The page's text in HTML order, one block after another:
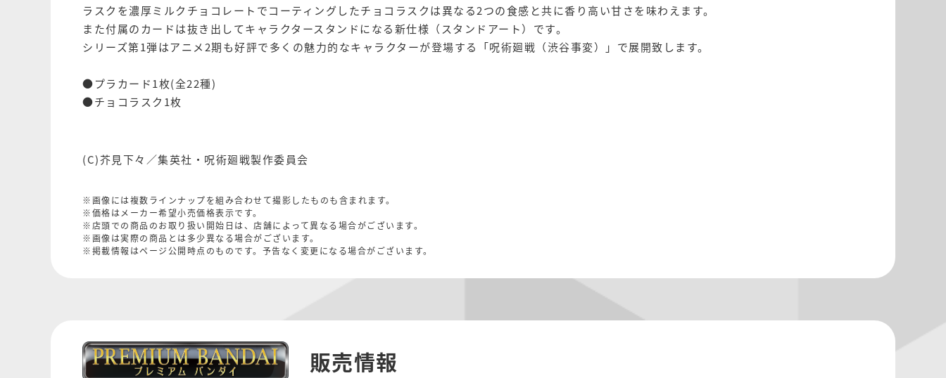
ラスクを濃厚ミルクチョコレートでコーティングしたチョコラスクは異なる2つの食感と共に香り高い甘さを味わえます。
また付属のカードは抜き出してキャラクタースタンドになる新仕様（スタンドアート）です。
シリーズ第1弾はアニメ2期も好評で多くの魅力的なキャラクターが登場する「呪術廻戦（渋谷事変）」で展開致します。
●プラカード1枚(全22種)
●チョコラスク1枚
(C)芥見下々／集英社・呪術廻戦製作委員会
※画像には複数ラインナップを組み合わせて撮影したものも含まれます。
※価格はメーカー希望小売価格表示です。
※店頭での商品のお取り扱い開始日は、店舗によって異なる場合がございます。
※画像は実際の商品とは多少異なる場合がございます。
※掲載情報はページ公開時点のものです。予告なく変更になる場合がございます。
販売情報